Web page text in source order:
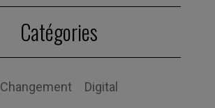
Catégories
Changement Digital